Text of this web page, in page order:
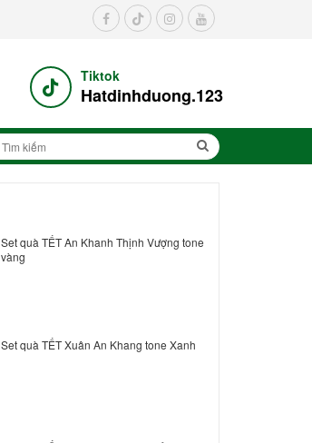
Tiktok
Hatdinhduong.123
Set quà TẾT An Khanh Thịnh Vượng tone
vàng
Set quà TẾT Xuân An Khang tone Xanh